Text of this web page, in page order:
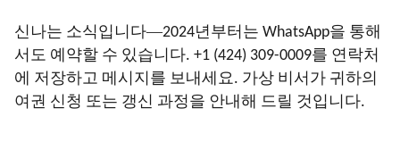
신나는 소식입니다—2024년부터는 WhatsApp을 통해
서도 예약할 수 있습니다. +1 (424) 309-0009를 연락처
에 저장하고 메시지를 보내세요. 가상 비서가 귀하의
여권 신청 또는 갱신 과정을 안내해 드릴 것입니다.